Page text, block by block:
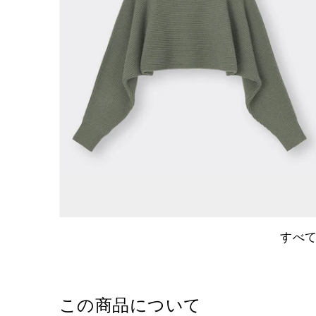
すべ
この商品について